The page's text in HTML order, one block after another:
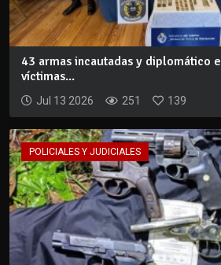
43 armas incautadas y diplomático
víctimas...
Jul 13 2026 251 139
POLICIALES Y JUDICIALES